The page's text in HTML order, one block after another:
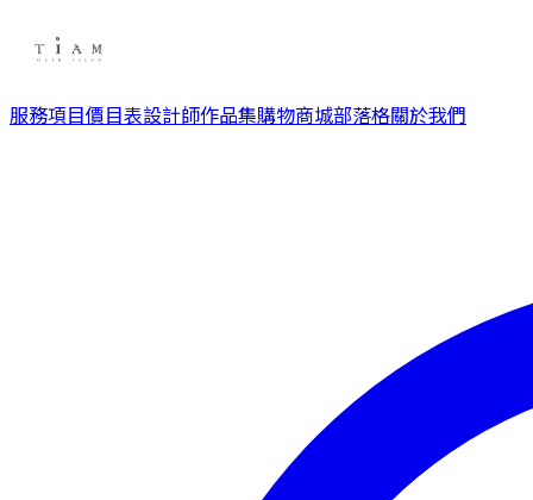
服務項目價目表設計師作品集購物商城部落格關於我們